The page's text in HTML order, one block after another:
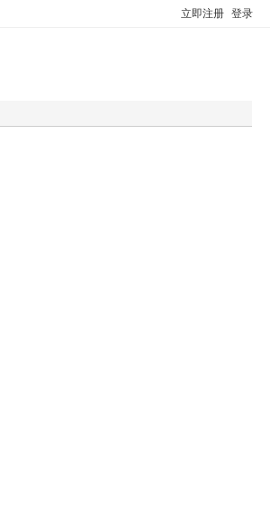
立即注册 登录